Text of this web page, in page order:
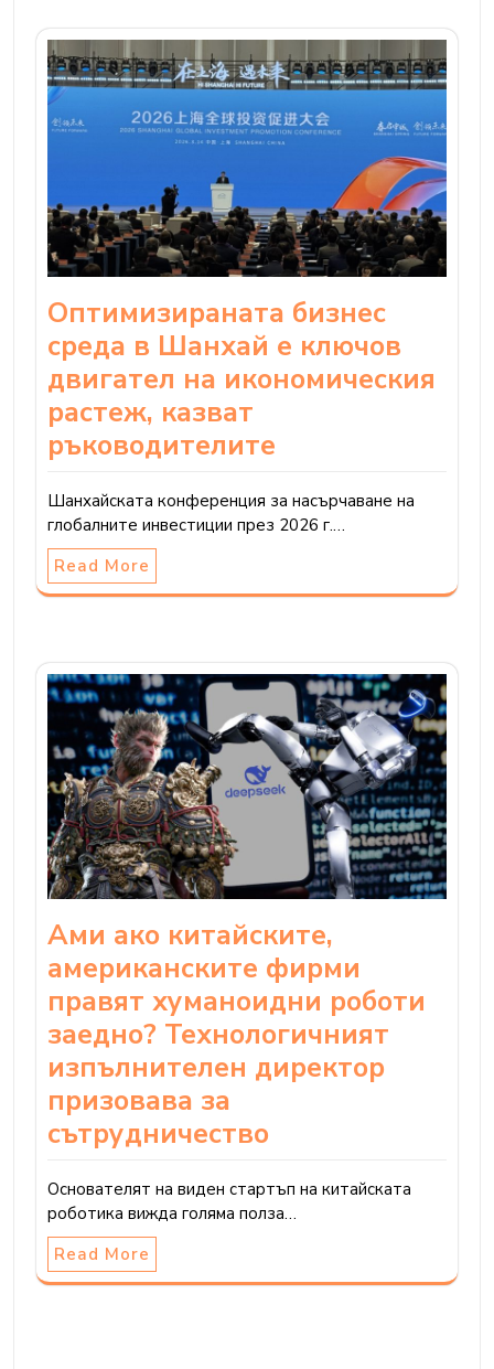
Оптимизираната бизнес
среда в Шанхай е ключов
двигател на икономическия
растеж, казват
ръководителите
Шанхайската конференция за насърчаване на
глобалните инвестиции през 2026 г.…
Read More
Ами ако китайските,
американските фирми
правят хуманоидни роботи
заедно? Технологичният
изпълнителен директор
призовава за
сътрудничество
Основателят на виден стартъп на китайската
роботика вижда голяма полза…
Read More